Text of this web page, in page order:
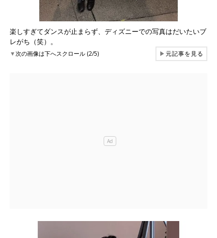
楽しすぎてダンスが止まらず、ディズニーでの写真はだいたいブ
レがち（笑）。
▼次の画像は下へスクロール (2/5) ▶元記事を見る